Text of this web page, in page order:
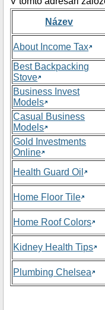
Název
About Income Tax
Best Backpacking
Stove
Business Invest
Models
Casual Business
Models
Gold Investments
Online
Health Guard Oil
Home Floor Tile
Home Roof Colors
Kidney Health Tips
Plumbing Chelsea